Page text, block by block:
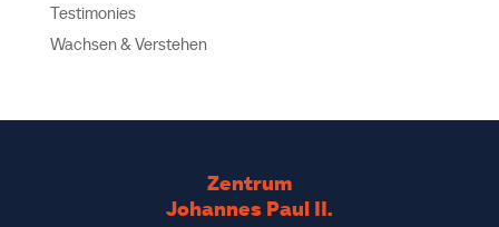
Testimonies
Wachsen & Verstehen
Zentrum
Johannes Paul II.